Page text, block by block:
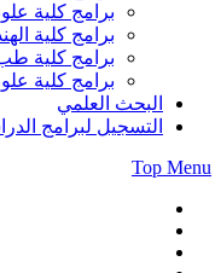
برامج كلية
برامج كلية
برامج كلية
برامج كلية
البحث العلمي
التسجيل لبرامج
Top Menu